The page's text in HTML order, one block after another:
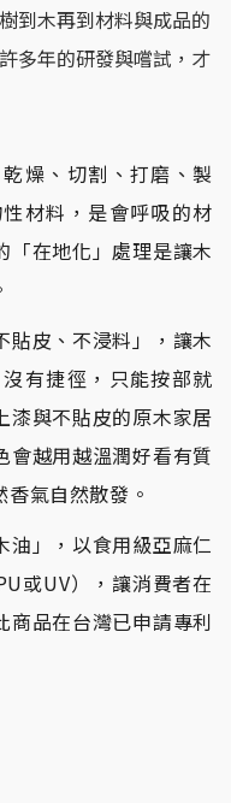
到木再到材料與成品的
多年的研發與嚐試，才
燥、切割、打磨、製
材料，是會呼吸的材
「在地化」處理是讓木
皮、不浸料」，讓木
有捷徑，只能按部就
漆與不貼皮的原木家居
會越用越溫潤好看有質
氣自然散發。
」，以食用級亞麻仁
或UV），讓消費者在
商品在台灣已申請專利